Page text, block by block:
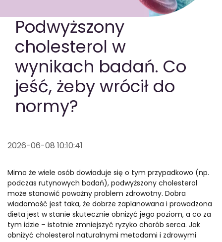
Podwyższony
cholesterol w
wynikach badań. Co
jeść, żeby wrócił do
normy?
2026-06-08 10:10:41
Mimo że wiele osób dowiaduje się o tym przypadkowo (np.
podczas rutynowych badań), podwyższony cholesterol
może stanowić poważny problem zdrowotny. Dobra
wiadomość jest taka, że dobrze zaplanowana i prowadzona
dieta jest w stanie skutecznie obniżyć jego poziom, a co za
tym idzie – istotnie zmniejszyć ryzyko chorób serca. Jak
obniżyć cholesterol naturalnymi metodami i zdrowymi